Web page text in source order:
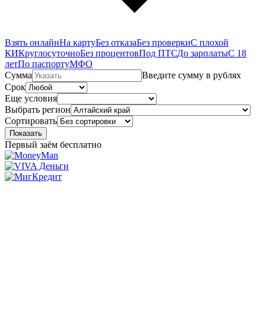
Взять онлайнНа картуБез отказаБез проверкиС плохой
КИКруглосуточноБез процентовПод ПТСДо зарплатыС 18
летПо паспортуМФО
Сумма
Введите сумму в рублях
Срок
Еще условия
Выбрать регион
Сортировать
Показать
Первый заём бесплатно